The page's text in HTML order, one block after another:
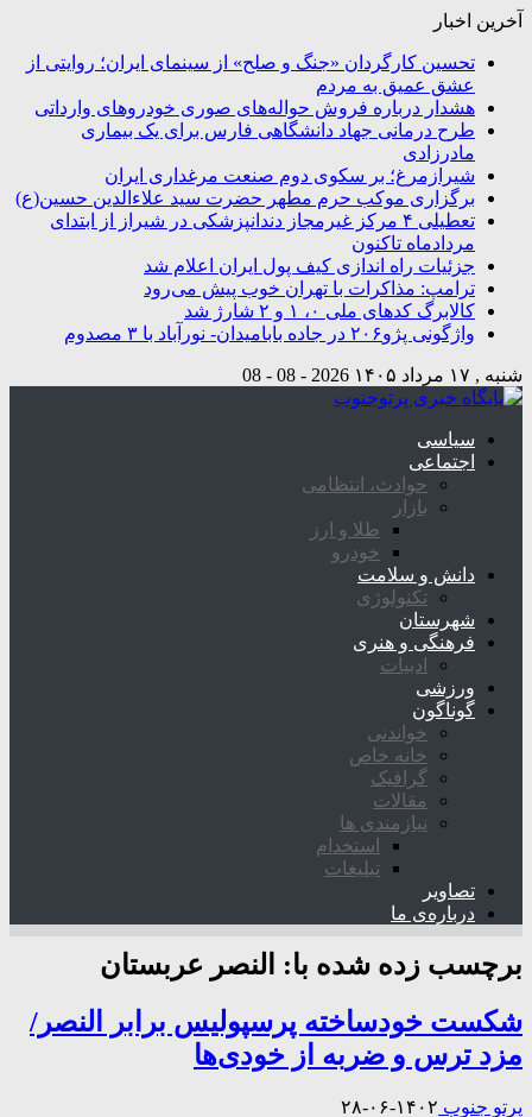
آخرین اخبار
تحسین کارگردان «جنگ و صلح» از سینمای ایران؛ روایتی از
عشق عمیق به مردم
هشدار درباره فروش حواله‌های صوری خودروهای وارداتی
طرح درمانی جهاد دانشگاهی فارس برای یک بیماری
مادرزادی
شیرازمرغ؛ بر سکوی دوم صنعت مرغداری ایران
برگزاری موکب حرم مطهر حضرت سید علاءالدین حسین(ع)
تعطیلی ۴ مرکز غیرمجاز دندانپزشکی در شیراز از ابتدای
مردادماه تاکنون
جزئیات راه اندازی کیف پول ایران اعلام شد
ترامپ: مذاکرات با تهران خوب پیش می‌رود
کالابرگ کدهای ملی ۰، ۱ و ۲ شارژ شد
واژگونی پژو۲۰۶ در جاده بابامیدان- نورآباد با ۳ مصدوم
شنبه , ۱۷ مرداد ۱۴۰۵ 2026 - 08 - 08
سیاسی
اجتماعی
حوادث، انتظامی
بازار
طلا و ارز
خودرو
دانش و سلامت
تکنولوژی
شهرستان
فرهنگی و هنری
ادبیات
ورزشی
گوناگون
خواندنی
خانه خاص
گرافیک
مقالات
نیازمندی ها
استخدام
تبلیغات
تصاویر
درباره‌ی ما
برچسب زده شده با:
النصر عربستان
شکست خودساخته پرسپولیس برابر النصر/
مزد ترس و ضربه از خودی‌ها
پرتو جنوب ۱۴۰۲-۰۶-۲۸